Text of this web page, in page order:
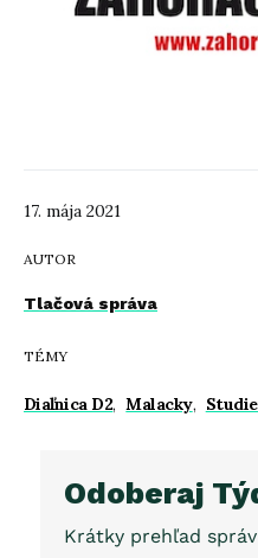
17. mája 2021
AUTOR
Tlačová správa
TÉMY
Diaľnica D2, Malacky,
Odoberaj
Krátky prehľad